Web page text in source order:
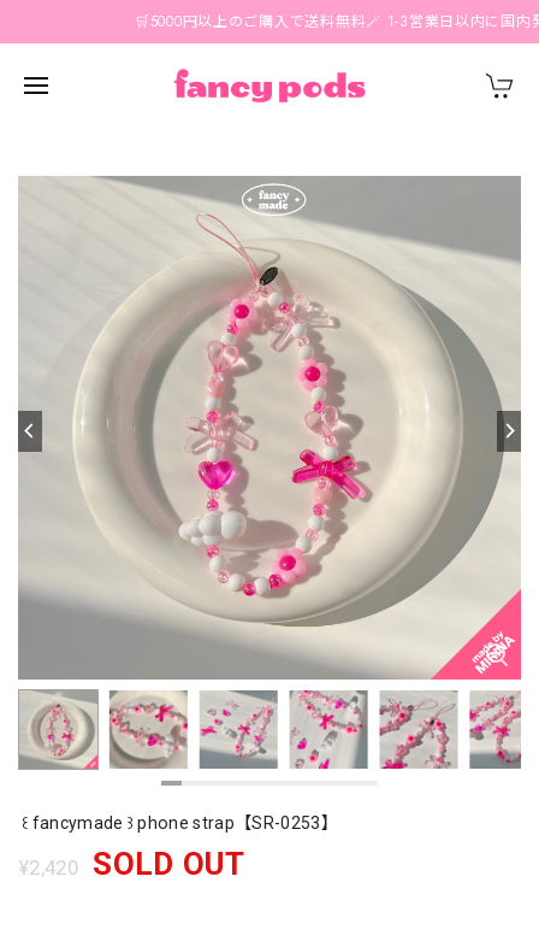
🛒5000円以上のご購入で送料無料🪄 1-3営業日以内に国内発
꒰ fancymade ꒱ phone strap【SR-0253】
¥2,420 SOLD OUT